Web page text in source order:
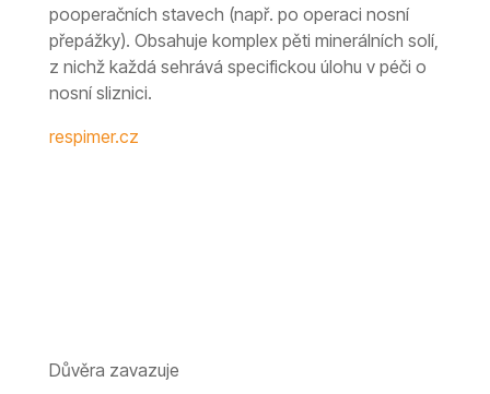
pooperačních stavech (např. po operaci nosní
přepážky). Obsahuje komplex pěti minerálních solí,
z nichž každá sehrává specifickou úlohu v péči o
nosní sliznici.
respimer.cz
Důvěra zavazuje